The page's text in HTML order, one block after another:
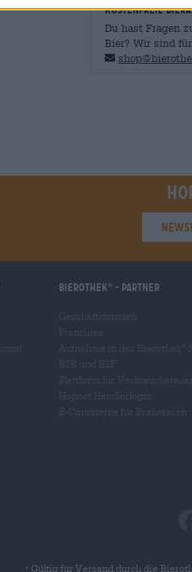
KOSTENFREIE
Du hast Fragen
Bier? Wir sind für
Bierothek - Partner
* Gültig für Versand durch die